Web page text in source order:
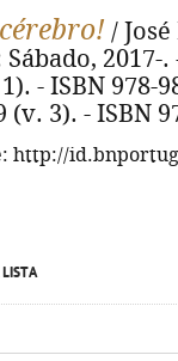
/
2017-
- ISBN 978-
(v. 3). - ISBN
http://